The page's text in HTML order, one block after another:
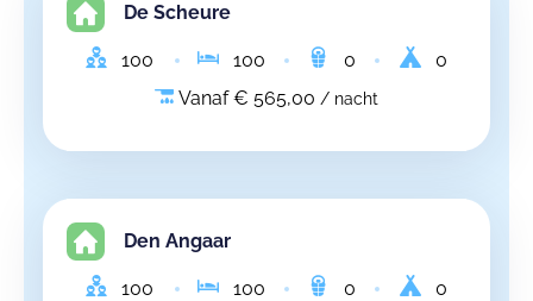
De Scheure
100 100 0
0
Vanaf € 565,00 / nacht
Den Angaar
100 100 0
0